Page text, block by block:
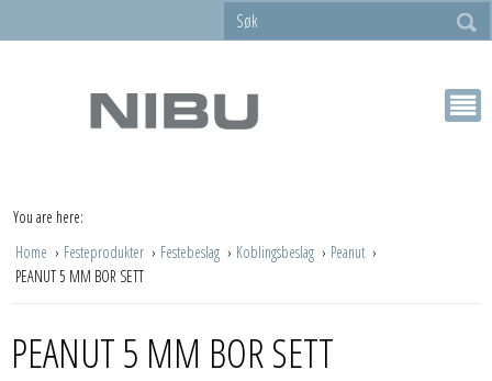
You are here:
Home
Festeprodukter Festebeslag Koblingsbeslag
Peanut
PEANUT 5 MM BOR SETT
PEANUT 5 MM BOR SETT